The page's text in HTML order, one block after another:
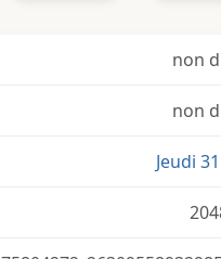
non
non
Jeudi